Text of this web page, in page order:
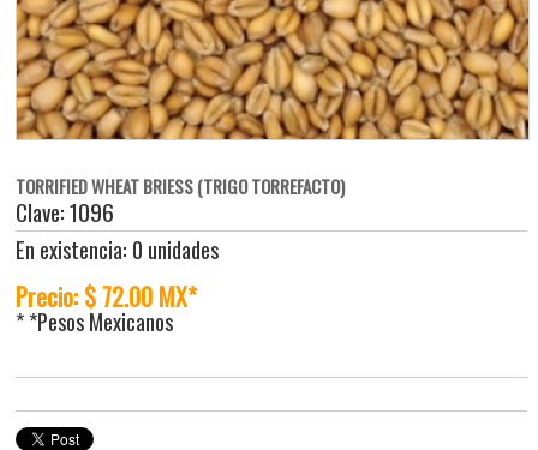
TORRIFIED WHEAT BRIESS (TRIGO TORREFACTO)
Clave: 1096
En existencia: 0 unidades
Precio: $ 72.00 MX*
* *Pesos Mexicanos